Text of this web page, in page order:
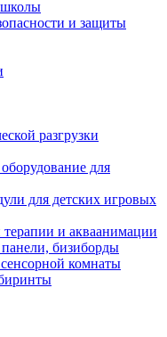
школы
и защиты
разгрузки
для
для детских игровых
и акваанимации
бизиборды
комнаты